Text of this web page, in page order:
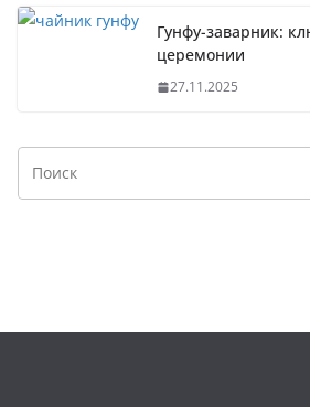
Гунфу-заварник:
церемонии
27.11.2025